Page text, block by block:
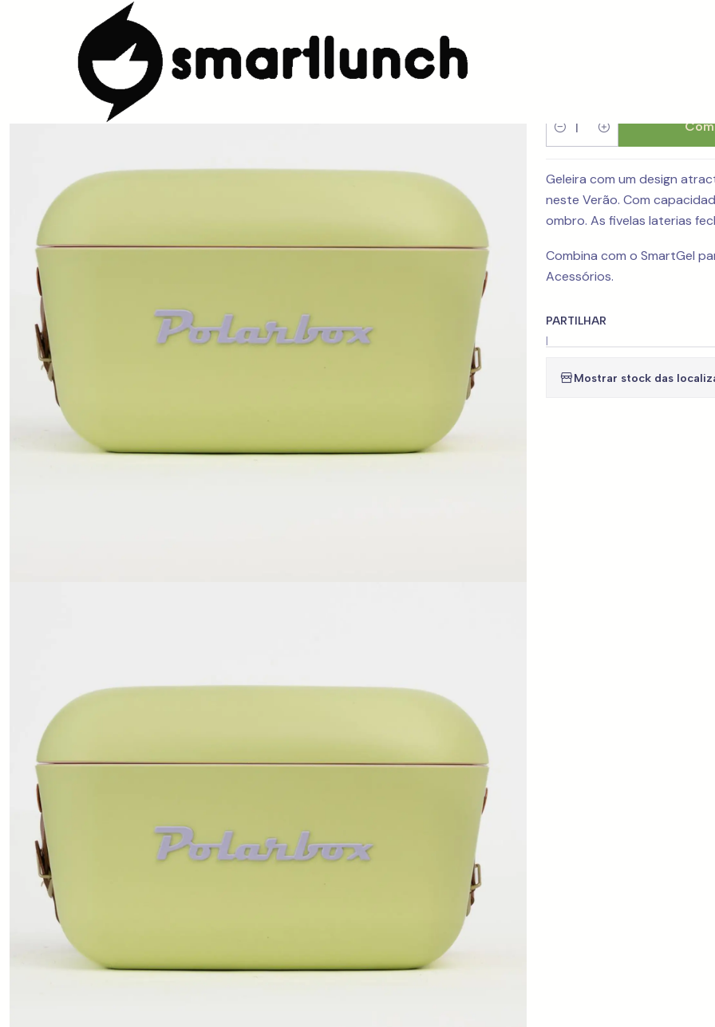
Outdoor
Geleira
Quantidade
Geleira com um design
neste Verão. Com
ombro. As fivelas laterias
Combina com o SmartGel
Acessórios.
PARTILHAR
|
Mostrar stock das